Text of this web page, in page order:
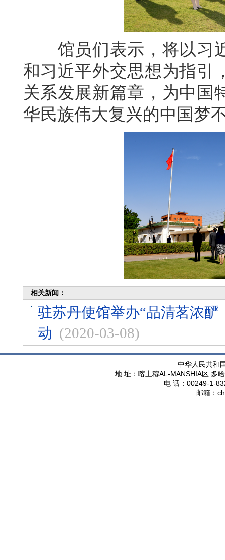
馆员们表示，将以习近
和习近平外交思想为指引
关系发展新篇章，为中国
华民族伟大复兴的中国梦
相关新闻：
驻苏丹使馆举办“品清茗浓
动 (2020-03-08)
中华人民共和
地 址：喀土穆AL-MANSHIA区 多
电 话： 00249-1-
邮箱：